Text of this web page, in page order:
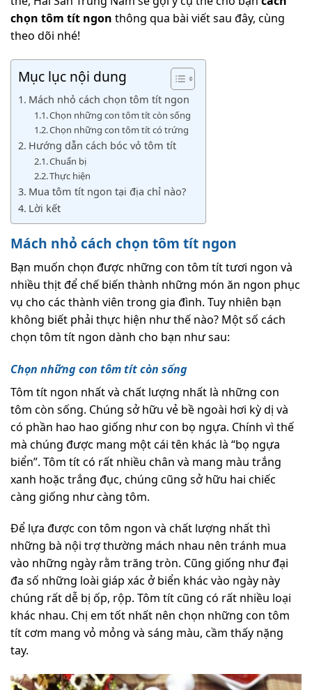
chọn tôm tít ngon thông qua bài viết sau đây, cùng
theo dõi nhé!
Mục lục nội dung
Mách nhỏ cách chọn tôm tít ngon
Chọn những con tôm tít còn sống
Chọn những con tôm tít có trứng
Hướng dẫn cách bóc vỏ tôm tít
Chuẩn bị
Thực hiện
Mua tôm tít ngon tại địa chỉ nào?
Lời kết
Mách nhỏ cách chọn tôm tít ngon
Bạn muốn chọn được những con tôm tít tươi ngon và
nhiều thịt để chế biến thành những món ăn ngon phục
vụ cho các thành viên trong gia đình. Tuy nhiên bạn
không biết phải thực hiện như thế nào? Một số cách
chọn tôm tít ngon dành cho bạn như sau:
Chọn những con tôm tít còn sống
Tôm tít ngon nhất và chất lượng nhất là những con
tôm còn sống. Chúng sở hữu vẻ bề ngoài hơi kỳ dị và
có phần hao hao giống như con bọ ngựa. Chính vì thế
mà chúng được mang một cái tên khác là “bọ ngựa
biển”. Tôm tít có rất nhiều chân và mang màu trắng
xanh hoặc trắng đục, chúng cũng sở hữu hai chiếc
càng giống như càng tôm.
Để lựa được con tôm ngon và chất lượng nhất thì
những bà nội trợ thường mách nhau nên tránh mua
vào những ngày rằm trăng tròn. Cũng giống như đại
đa số những loài giáp xác ở biển khác vào ngày này
chúng rất dễ bị ốp, rộp. Tôm tít cũng có rất nhiều loại
khác nhau. Chị em tốt nhất nên chọn những con tôm
tít cơm mang vỏ mỏng và sáng màu, cầm thấy nặng
tay.